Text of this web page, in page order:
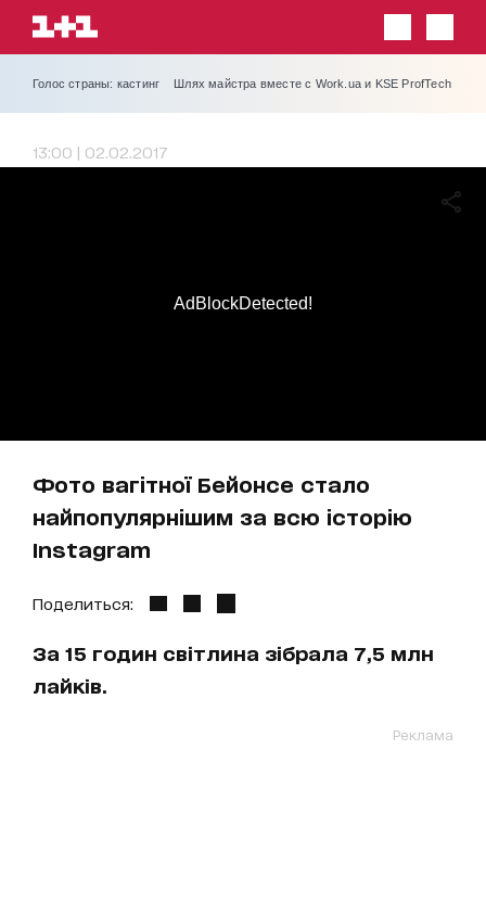
Голос страны: кастинг Шлях майстра вместе с Work.ua и KSE ProfTech
13:00 | 02.02.2017
Фото вагітної Бейонсе стало
найпопулярнішим за всю історію
Instagram
AdBlockDetected!
Поделиться:
За 15 годин світлина зібрала 7,5 млн
лайків.
Реклама